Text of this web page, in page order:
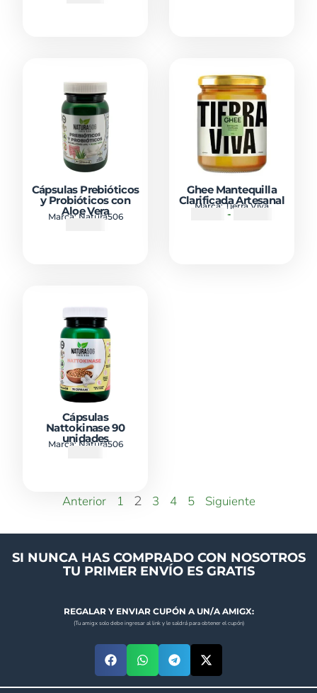
Cápsulas Prebióticos
y Probióticos con
Aloe Vera
Marca:Natura506
Ghee Mantequilla
Clarificada Artesanal
Marca:Tierra Viva
-
Cápsulas
Nattokinase 90
unidades
Marca:Natura506
Anterior 1 2 3 4 5 Siguiente
SI NUNCA HAS COMPRADO CON NOSOTROS
TU PRIMER ENVÍO ES GRATIS
REGALAR Y ENVIAR CUPÓN A UN/A AMIGX:
(Tu amigx solo debe ingresar al link y le saldrá para obtener el cupón)